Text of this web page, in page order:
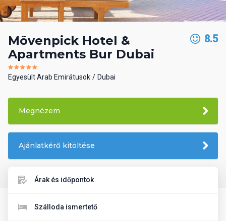
Mövenpick Hotel &
Apartments Bur Dubai
Egyesült Arab Emirátusok Dubai
8.5
Megnézem
Ajánlatkérő kitöltése
Árak és időpontok
Szálloda ismertető